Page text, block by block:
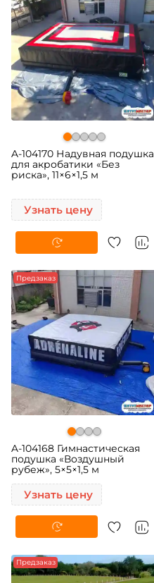
A-104170 Надувная подушка
для акробатики «Без
риска», 11×6×1,5 м
Узнать цену
Предзаказ
A-104168 Гимнастическая
подушка «Воздушный
рубеж», 5×5×1,5 м
Узнать цену
Предзаказ